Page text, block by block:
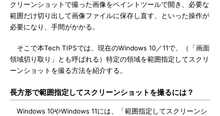
クリーンショットで撮った画像をペイントツールで開き、必要な
範囲だけ切り出して画像ファイルに保存し直す、といった操作が
必要になり、手間がかかる。
そこで本Tech TIPSでは、現在のWindows 10／11で、（「画面
領域切り取り」とも呼ばれる）特定の領域を範囲指定してスクリ
ーンショットを撮る方法を紹介する。
長方形で範囲指定してスクリーンショットを撮るには？
Windows 10やWindows 11には、「範囲指定してスクリーンシ